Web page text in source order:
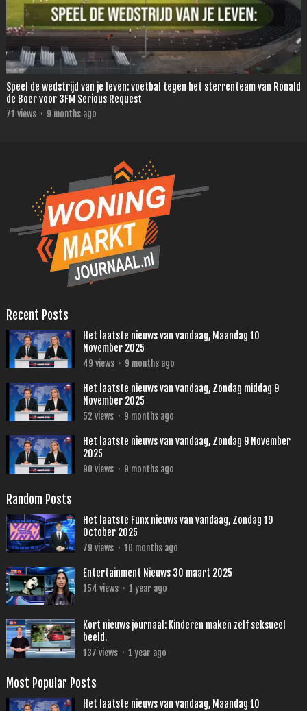
Speel de wedstrijd van je leven: voetbal tegen het sterrenteam van Ronald
de Boer voor 3FM Serious Request
71 views · 9 months ago
Recent Posts
Het laatste nieuws van vandaag, Maandag 10
November 2025
49 views · 9 months ago
Het laatste nieuws van vandaag, Zondag middag 9
November 2025
52 views · 9 months ago
Het laatste nieuws van vandaag, Zondag 9 November
2025
90 views · 9 months ago
Random Posts
Het laatste Funx nieuws van vandaag, Zondag 19
October 2025
79 views · 10 months ago
Entertainment Nieuws 30 maart 2025
154 views · 1 year ago
Kort nieuws journaal: Kinderen maken zelf seksueel
beeld.
137 views · 1 year ago
Most Popular Posts
Het laatste nieuws van vandaag, Maandag 10